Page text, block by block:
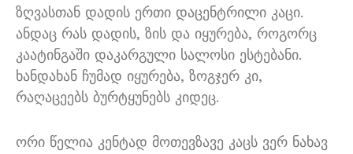
ზღვასთან დადის ერთი დაცენტრილი კაცი.
ანდაც რას დადის, ზის და იყურება, როგორც
კაატინგაში დაკარგული სალოსი ესტებანი.
ხანდახან ჩუმად იყურება, ზოგჯერ კი,
რაღაცეებს ბურტყუნებს კიდეც.
ორი წელია კენტად მოთევზავე კაცს ვერ ნახავ